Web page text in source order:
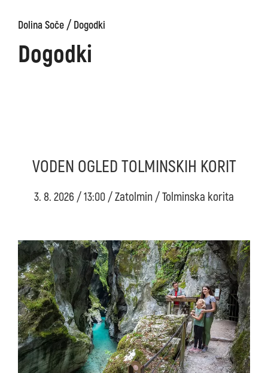
Dolina Soče/Dogodki
Dogodki
VODEN OGLED TOLMINSKIH KORIT
3. 8. 2026 / 13:00 / Zatolmin / Tolminska korita